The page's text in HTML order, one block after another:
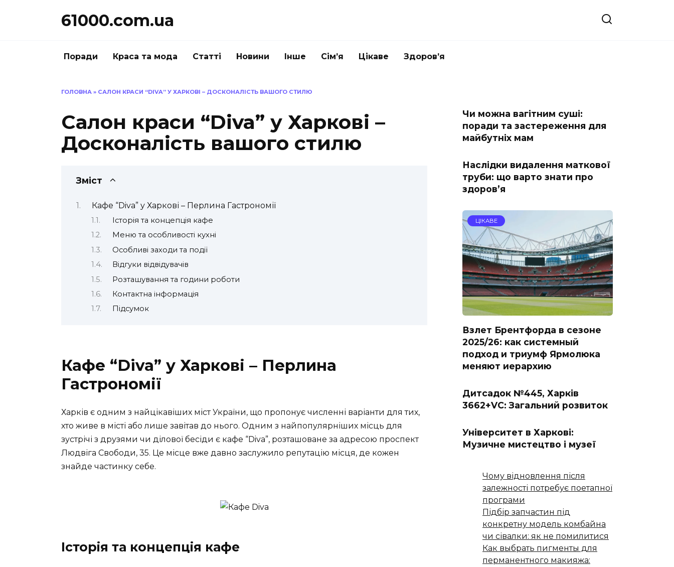
61000.com.ua
Поради Краса та мода Статті Новини Інше Сім’я Цікаве Здоров’я
ГОЛОВНА » САЛОН КРАСИ “DIVA” У ХАРКОВІ – ДОСКОНАЛІСТЬ ВАШОГО СТИЛЮ
Салон краси “Diva” у Харкові –
Досконалість вашого стилю
Зміст
Кафе “Diva” у Харкові – Перлина Гастрономії
Історія та концепція кафе
Меню та особливості кухні
Особливі заходи та події
Відгуки відвідувачів
Розташування та години роботи
Контактна інформація
Підсумок
Кафе “Diva” у Харкові – Перлина
Гастрономії
Харків є одним з найцікавіших міст України, що пропонує численні варіанти для тих,
хто живе в місті або лише завітав до нього. Одним з найпопулярніших місць для
зустрічі з друзями чи ділової бесіди є кафе “Diva”, розташоване за адресою проспект
Людвіга Свободи, 35. Це місце вже давно заслужило репутацію місця, де кожен
знайде частинку себе.
Історія та концепція кафе
Чи можна вагітним суші:
поради та застереження для
майбутніх мам
Наслідки видалення маткової
труби: що варто знати про
здоров’я
ЦІКАВЕ
Взлет Брентфорда в сезоне
2025/26: как системный
подход и триумф Ярмолюка
меняют иерархию
Дитсадок №445, Харків
3662+VC: Загальний розвиток
Університет в Харкові:
Музичне мистецтво і музеї
Чому відновлення після
залежності потребує поетапної
програми
Підбір запчастин під
конкретну модель комбайна
чи сівалки: як не помилитися
Как выбрать пигменты для
перманентного макияжа: